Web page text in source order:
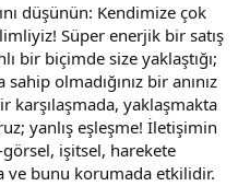
düşünün: Kendimize çok
Süper enerjik bir satış
bir biçimde size yaklaştığı;
olmadığınız bir anınız
karşılaşmada, yaklaşmakta
yanlış eşleşme! İletişimin
işitsel, harekete
ve bunu korumada etkilidir.